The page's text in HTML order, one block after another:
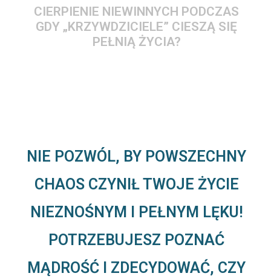
CIERPIENIE NIEWINNYCH PODCZAS
GDY „KRZYWDZICIELE” CIESZĄ SIĘ
PEŁNIĄ ŻYCIA?
NIE POZWÓL, BY POWSZECHNY
CHAOS CZYNIŁ TWOJE ŻYCIE
NIEZNOŚNYM I PEŁNYM LĘKU!
POTRZEBUJESZ POZNAĆ
MĄDROŚĆ I ZDECYDOWAĆ, CZY